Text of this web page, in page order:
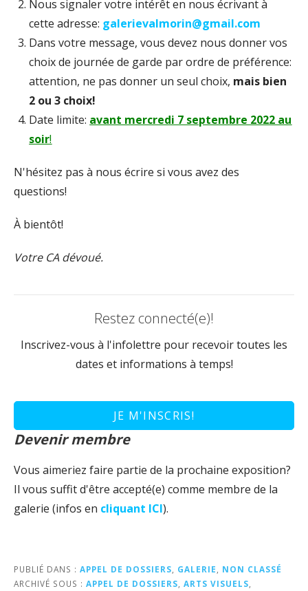
Nous signaler votre intérêt en nous écrivant à
cette adresse: galerievalmorin@gmail.com
Dans votre message, vous devez nous donner vos
choix de journée de garde par ordre de préférence:
attention, ne pas donner un seul choix, mais bien
2 ou 3 choix!
Date limite: avant mercredi 7 septembre 2022 au
soir!
N'hésitez pas à nous écrire si vous avez des
questions!
À bientôt!
Votre CA dévoué.
Restez connecté(e)!
Inscrivez-vous à l'infolettre pour recevoir toutes les
dates et informations à temps!
JE M'INSCRIS!
Devenir membre
Vous aimeriez faire partie de la prochaine exposition?
Il vous suffit d'être accepté(e) comme membre de la
galerie (infos en cliquant ICI).
PUBLIÉ DANS : APPEL DE DOSSIERS GALERIE
NON CLASSÉ
ARCHIVÉ SOUS : APPEL DE DOSSIERS ARTS VISUELS